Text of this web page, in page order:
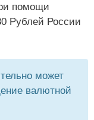
помощи
Рублей России
может
валютной